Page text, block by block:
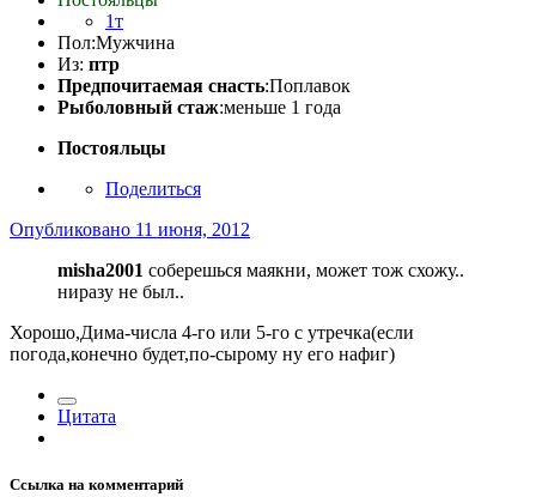
1т
Пол:Мужчина
Из: птр
Предпочитаемая снасть:Поплавок
Рыболовный стаж:меньше 1 года
Постояльцы
Поделиться
Опубликовано 11 июня, 2012
misha2001 соберешься маякни, может тож схожу..
ниразу не был..
Хорошо,Дима-числа 4-го или 5-го с утречка(если
погода,конечно будет,по-сырому ну его нафиг)
Цитата
Ссылка на комментарий